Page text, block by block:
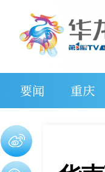
要闻 重庆